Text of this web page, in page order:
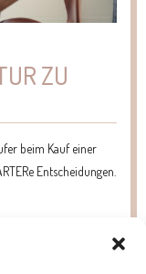
ZU
beim Kauf einer
Entscheidungen.